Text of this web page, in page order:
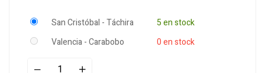
San Cristóbal - Táchira
5 en stock
Valencia - Carabobo
0 en stock